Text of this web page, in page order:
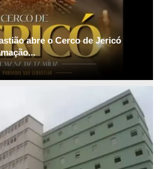
abre o Cerco de Jericó